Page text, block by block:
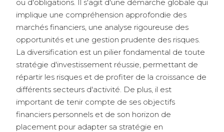
ou d'obligations. Il s'agit d'une démarche globale qui
implique une compréhension approfondie des
marchés financiers, une analyse rigoureuse des
opportunités et une gestion prudente des risques.
La diversification est un pilier fondamental de toute
stratégie d'investissement réussie, permettant de
répartir les risques et de profiter de la croissance de
différents secteurs d'activité. De plus, il est
important de tenir compte de ses objectifs
financiers personnels et de son horizon de
placement pour adapter sa stratégie en